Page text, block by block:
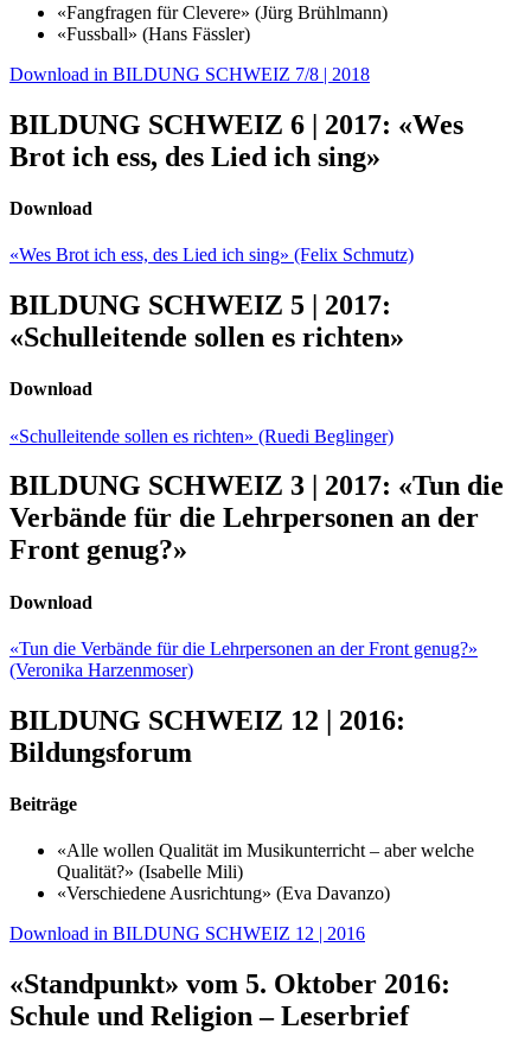
«Fangfragen für Clevere» (Jürg Brühlmann)
«Fussball» (Hans Fässler)
Download in BILDUNG SCHWEIZ 7/8 | 2018
BILDUNG SCHWEIZ 6 | 2017: «Wes
Brot ich ess, des Lied ich sing»
Download
«Wes Brot ich ess, des Lied ich sing» (Felix Schmutz)
BILDUNG SCHWEIZ 5 | 2017:
«Schulleitende sollen es richten»
Download
«Schulleitende sollen es richten» (Ruedi Beglinger)
BILDUNG SCHWEIZ 3 | 2017: «Tun die
Verbände für die Lehrpersonen an der
Front genug?»
Download
«Tun die Verbände für die Lehrpersonen an der Front genug?»
(Veronika Harzenmoser)
BILDUNG SCHWEIZ 12 | 2016:
Bildungsforum
Beiträge
«Alle wollen Qualität im Musikunterricht – aber welche
Qualität?» (Isabelle Mili)
«Verschiedene Ausrichtung» (Eva Davanzo)
Download in BILDUNG SCHWEIZ 12 | 2016
«Standpunkt» vom 5. Oktober 2016:
Schule und Religion – Leserbrief